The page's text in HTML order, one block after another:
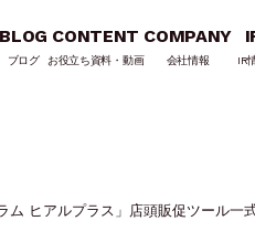
BLOG
ブログ
CONTENT
お役立ち資料・動画
COMPANY
会社情報 IR
ヒアルプラス」店頭販促ツール一